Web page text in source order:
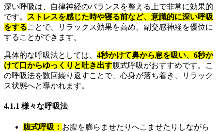
深い呼吸は、自律神経のバランスを整える上で非常に効果的
です。
ストレスを感じた時や寝る前など、意識的に深い呼吸
をすることで、リラックス効果を高め、副交感神経を優位に
することができます。
具体的な呼吸法としては、 4秒かけて鼻から息を吸い、6秒か
けて口からゆっくりと吐き出す腹式呼吸がおすすめです。こ
の呼吸法を数回繰り返すことで、心身が落ち着き、リラック
ス状態へと導かれます。
4.1.1 様々な呼吸法
腹式呼吸： お腹を膨らませたりへこませたりしながら